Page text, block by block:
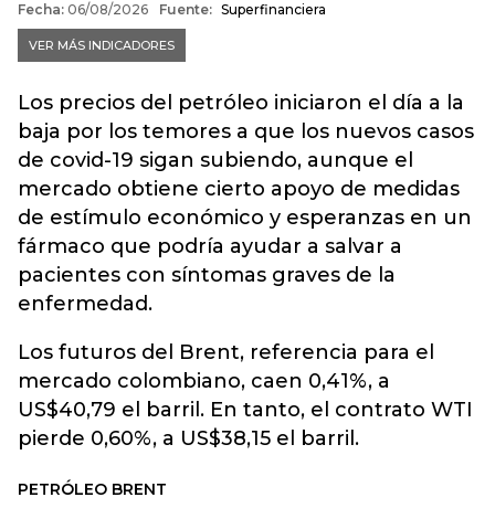
Los precios del petróleo iniciaron el día a la
baja por los temores a que los nuevos casos
de covid-19 sigan subiendo, aunque el
mercado obtiene cierto apoyo de medidas
de estímulo económico y esperanzas en un
fármaco que podría ayudar a salvar a
pacientes con síntomas graves de la
enfermedad.
Los futuros del Brent, referencia para el
mercado colombiano, caen 0,41%, a
US$40,79 el barril. En tanto, el contrato WTI
pierde 0,60%, a US$38,15 el barril.